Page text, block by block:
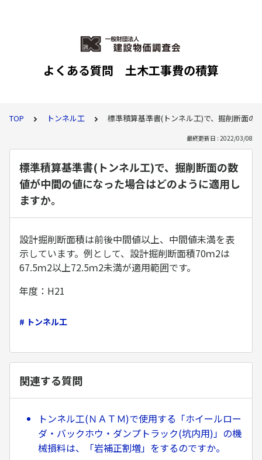
よくある質問 土木工事費の積算
TOP トンネル工 標準積算基準書(トンネル工)で、掘削断面
最終更新日 : 2022/03/08
標準積算基準書(トンネル工)で、掘削断面の数
値が中間の値になった場合はどのように適用し
ますか。
設計掘削断面積は前後中間値以上、中間値未満を表
示しています。例として、設計掘削断面積70ｍ2は
67.5ｍ2以上72.5ｍ2未満が適用範囲です。
年度：H21
# トンネル工
関連する質問
トンネル工(ＮＡＴＭ)で使用する「ホイールロー
ダ・バックホウ・ダンプトラック(坑内用)」の機
械損料は、「岩補正割増」をするのですか。